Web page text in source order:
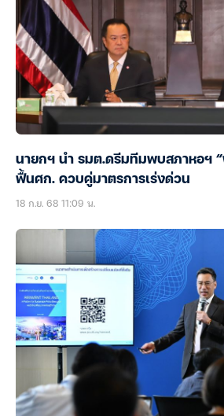
นายกฯ นำ รมต.ดรีมทีมพบสภาหอฯ “
ฟื้นศก. ควบคู่มาตรการเร่งด่วน
18 ก.ย. 68 11:09 น.